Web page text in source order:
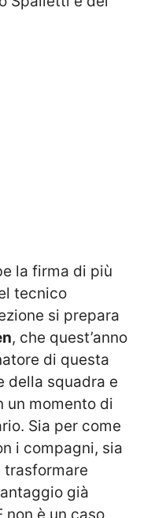
la firma di più
tecnico
si prepara
, che quest’anno
di questa
della squadra e
un momento di
Sia per come
i compagni, sia
già